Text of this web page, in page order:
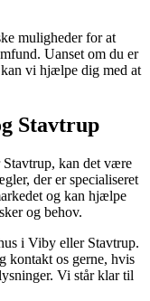
muligheder for at
Uanset om du er
kan vi hjælpe dig med at
Stavtrup
kan det være
der er specialiseret
og kan hjælpe
og behov.
i Viby eller Stavtrup.
kontakt os gerne, hvis
Vi står klar til